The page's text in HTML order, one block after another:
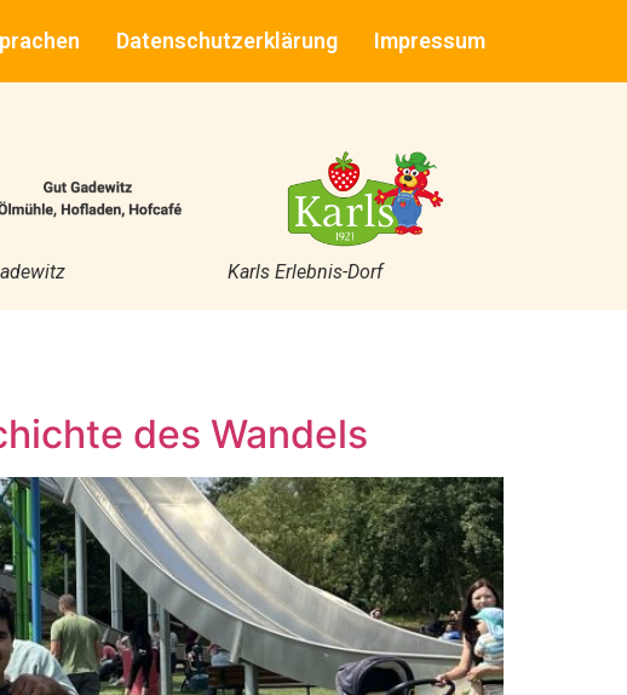
Datenschutzerklärung Impressum
Karls Erlebnis-Dorf
des Wandels